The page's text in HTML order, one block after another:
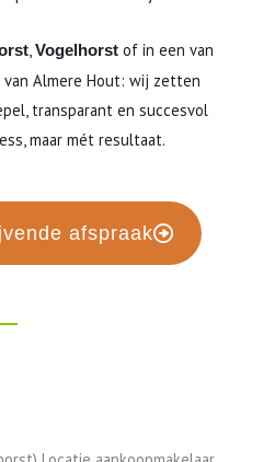
Vogelhorst of in een van
Almere Hout: wij zetten
transparant en succesvol
maar mét resultaat.
afspraak